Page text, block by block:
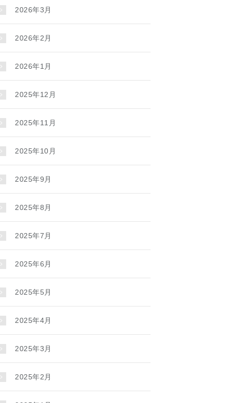
2026年3月
2026年2月
2026年1月
2025年12月
2025年11月
2025年10月
2025年9月
2025年8月
2025年7月
2025年6月
2025年5月
2025年4月
2025年3月
2025年2月